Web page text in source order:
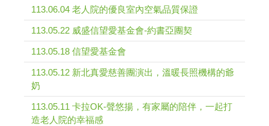
113.06.04 老人院的優良室內空氣品質保證
113.05.22 威盛信望愛基金會-約書亞團契
113.05.18 信望愛基金會
113.05.12 新北真愛慈善團演出，溫暖長照機構的爺
奶
113.05.11 卡拉OK-聲悠揚，有家屬的陪伴，一起打
造老人院的幸福感